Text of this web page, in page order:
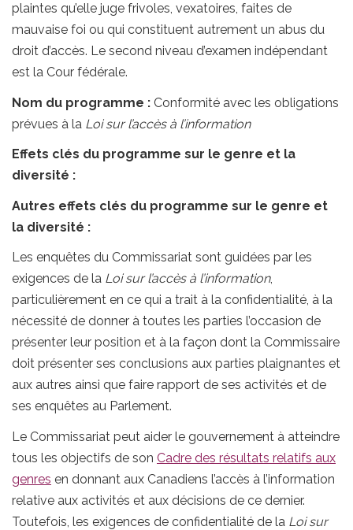
plaintes qu’elle juge frivoles, vexatoires, faites de
mauvaise foi ou qui constituent autrement un abus du
droit d’accès. Le second niveau d’examen indépendant
est la Cour fédérale.
Nom du programme : Conformité avec les obligations
prévues à la Loi sur l’accès à l’information
Effets clés du programme sur le genre et la
diversité :
Autres effets clés du programme sur le genre et
la diversité :
Les enquêtes du Commissariat sont guidées par les
exigences de la Loi sur l’accès à l’information,
particulièrement en ce qui a trait à la confidentialité, à la
nécessité de donner à toutes les parties l’occasion de
présenter leur position et à la façon dont la Commissaire
doit présenter ses conclusions aux parties plaignantes et
aux autres ainsi que faire rapport de ses activités et de
ses enquêtes au Parlement.
Le Commissariat peut aider le gouvernement à atteindre
tous les objectifs de son Cadre des résultats relatifs aux
genres en donnant aux Canadiens l’accès à l’information
relative aux activités et aux décisions de ce dernier.
Toutefois, les exigences de confidentialité de la Loi sur